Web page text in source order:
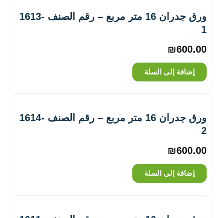
ورق جدران 16 متر مربع – رقم الصنف ‎1613-
1
₪600.00
إضافة إلى السلة
ورق جدران 16 متر مربع – رقم الصنف ‎1614-
2
₪600.00
إضافة إلى السلة